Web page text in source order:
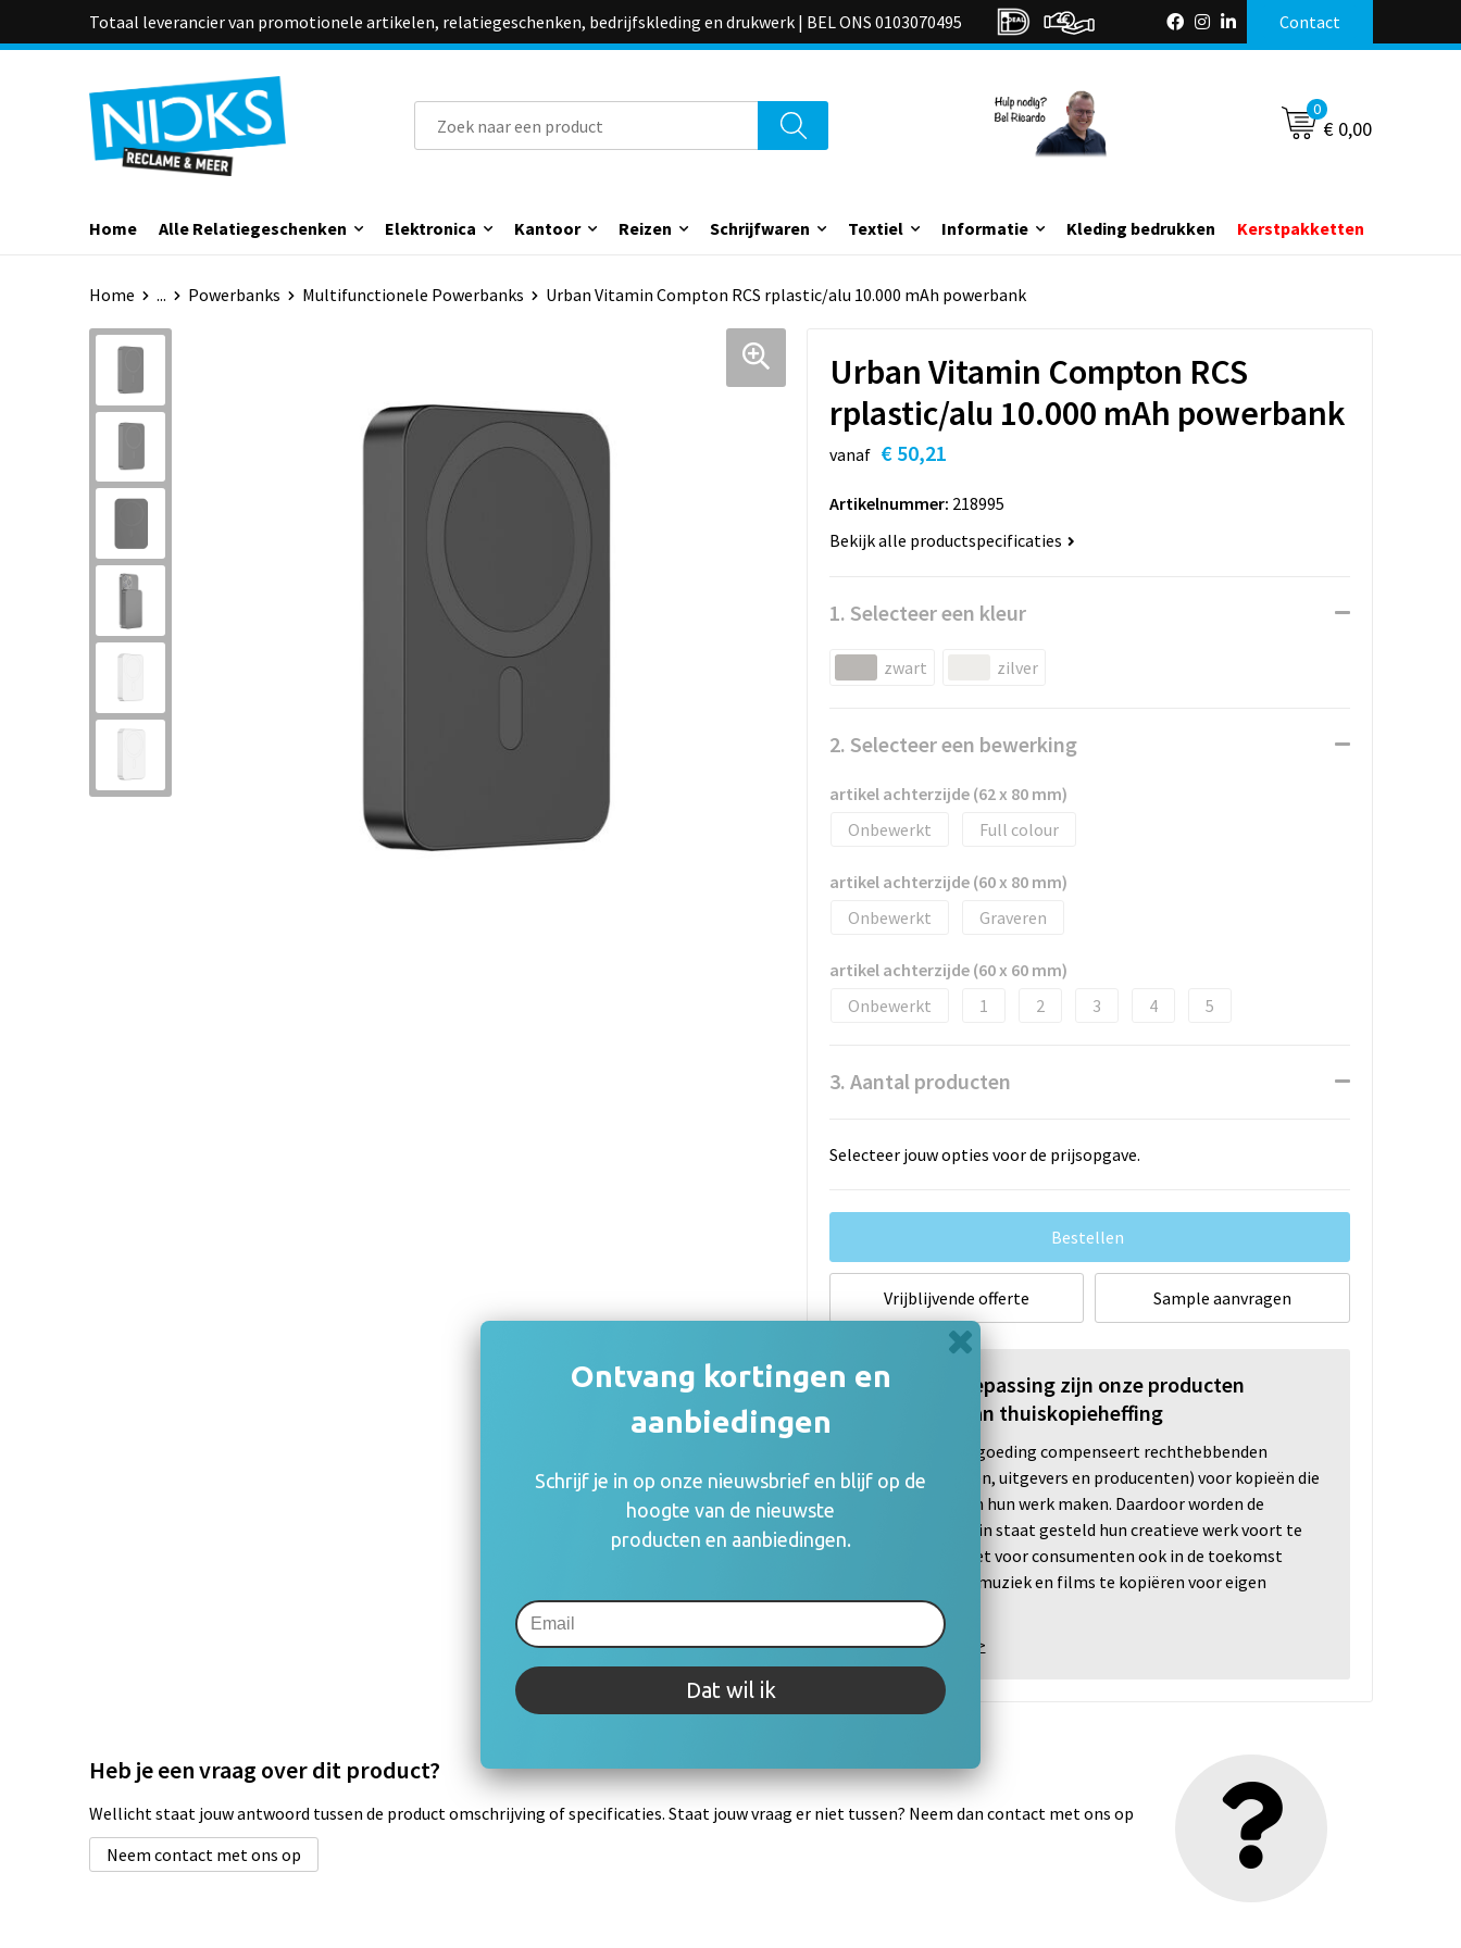
Totaal leverancier van promotionele artikelen, relatiegeschenken, bedrijfskleding en drukwerk | BEL ONS 0103070495 Contact
0
€ 0,00
Home Alle Relatiegeschenken Elektronica Kantoor Reizen Schrijfwaren Textiel Informatie Kleding bedrukken Kerstpakketten
Home ... Powerbanks Multifunctionele Powerbanks Urban Vitamin Compton RCS rplastic/alu 10.000 mAh powerbank
Urban Vitamin Compton RCS
rplastic/alu 10.000 mAh powerbank
vanaf € 50,21
Artikelnummer: 218995
Bekijk alle productspecificaties
1. Selecteer een kleur
zwart zilver
2. Selecteer een bewerking
artikel achterzijde (62 x 80 mm)
Onbewerkt
Full colour
artikel achterzijde (60 x 80 mm)
Onbewerkt
Graveren
artikel achterzijde (60 x 60 mm)
Onbewerkt
1 2 3 4 5
3. Aantal producten
Selecteer jouw opties voor de prijsopgave.
Bestellen
Vrijblijvende offerte Sample aanvragen
Indien van toepassing zijn onze producten
onderhevig aan thuiskopieheffing
De thuiskopievergoeding compenseert rechthebbenden
(auteurs, artiesten, uitgevers en producenten) voor kopieën die
consumenten van hun werk maken. Daardoor worden de
rechthebbenden in staat gesteld hun creatieve werk voort te
zetten en blijft het voor consumenten ook in de toekomst
mogelijk om o.a. muziek en films te kopiëren voor eigen
gebruik.
Meer informatie >
Heb je een vraag over dit product?
Wellicht staat jouw antwoord tussen de product omschrijving of specificaties. Staat jouw vraag er niet tussen? Neem dan contact met ons op
Neem contact met ons op
Ontvang kortingen en
aanbiedingen
Schrijf je in op onze nieuwsbrief en blijf op de
hoogte van de nieuwste
producten en aanbiedingen.
Dat wil ik